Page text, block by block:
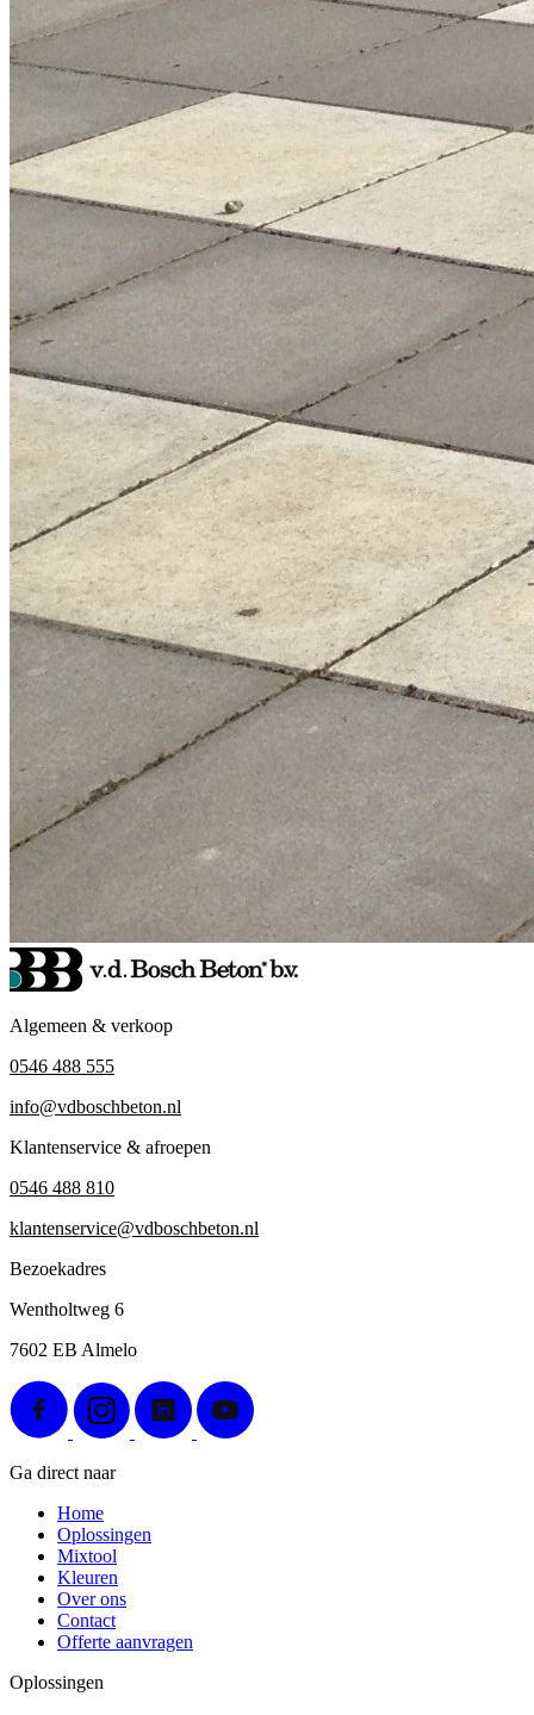
Algemeen & verkoop
0546 488 555
info@vdboschbeton.nl
Klantenservice & afroepen
0546 488 810
klantenservice@vdboschbeton.nl
Bezoekadres
Wentholtweg 6
7602 EB Almelo
Ga direct naar
Home
Oplossingen
Mixtool
Kleuren
Over ons
Contact
Offerte aanvragen
Oplossingen